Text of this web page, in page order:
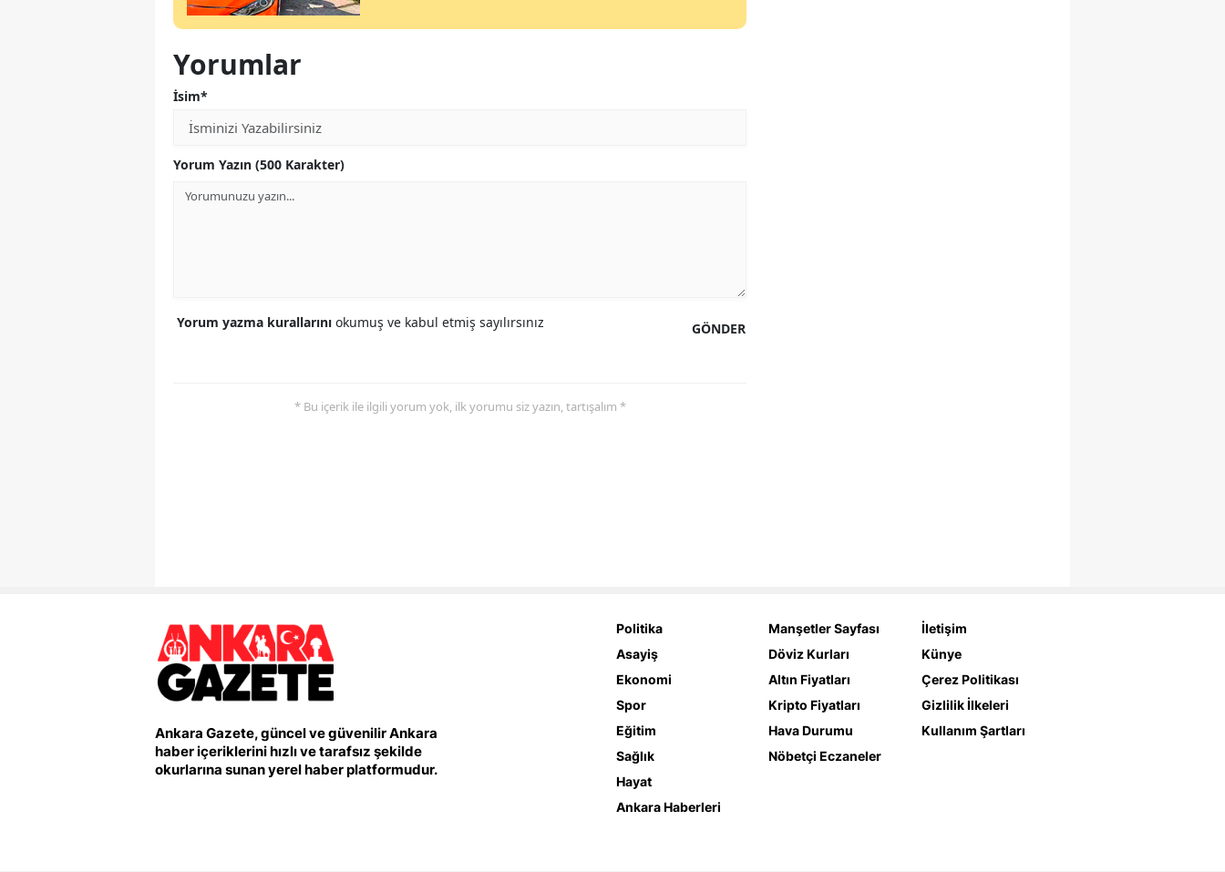
Yorumlar
İsim*
Yorum Yazın (500 Karakter)
GÖNDER
Yorum yazma kurallarını okumuş ve kabul etmiş sayılırsınız
* Bu içerik ile ilgili yorum yok, ilk yorumu siz yazın, tartışalım *
Ankara Gazete, güncel ve güvenilir Ankara
haber içeriklerini hızlı ve tarafsız şekilde
okurlarına sunan yerel haber platformudur.
Politika
Asayiş
Ekonomi
Spor
Eğitim
Sağlık
Hayat
Ankara Haberleri
Manşetler Sayfası
Döviz Kurları
Altın Fiyatları
Kripto Fiyatları
Hava Durumu
Nöbetçi Eczaneler
İletişim
Künye
Çerez Politikası
Gizlilik İlkeleri
Kullanım Şartları